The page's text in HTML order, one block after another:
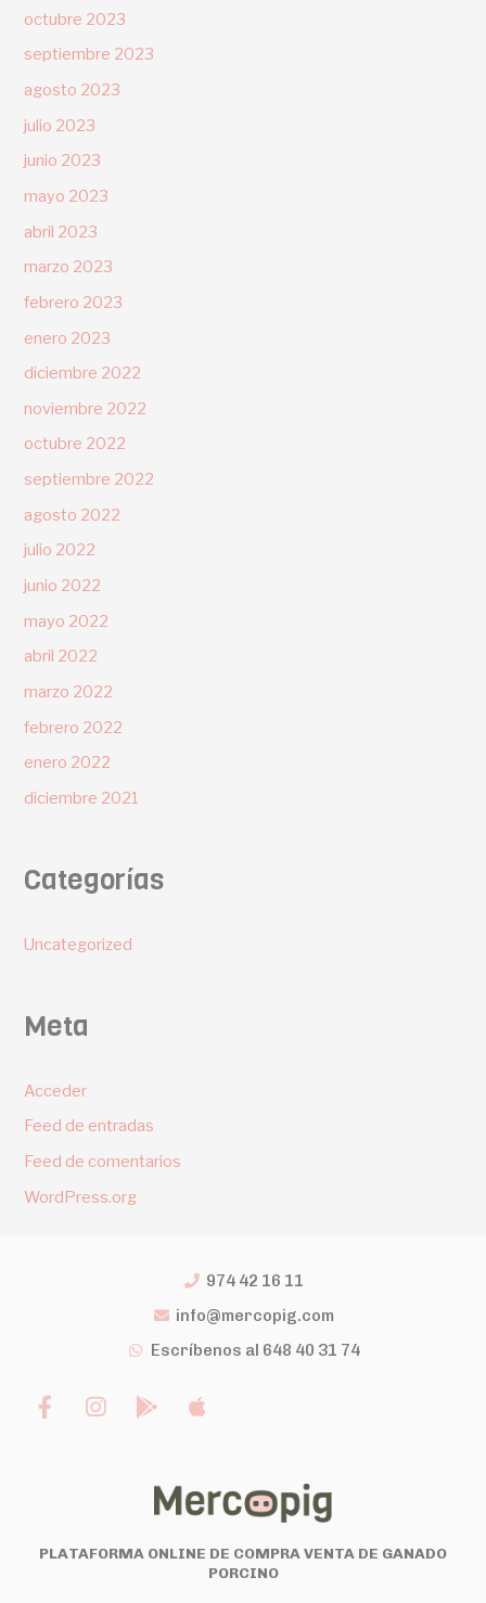
octubre 2023
septiembre 2023
agosto 2023
julio 2023
junio 2023
mayo 2023
abril 2023
marzo 2023
febrero 2023
enero 2023
diciembre 2022
noviembre 2022
octubre 2022
septiembre 2022
agosto 2022
julio 2022
junio 2022
mayo 2022
abril 2022
marzo 2022
febrero 2022
enero 2022
diciembre 2021
Categorías
Uncategorized
Meta
Acceder
Feed de entradas
Feed de comentarios
WordPress.org
974 42 16 11
info@mercopig.com
Escríbenos al 648 40 31 74
PLATAFORMA ONLINE DE COMPRA VENTA DE GANADO
PORCINO